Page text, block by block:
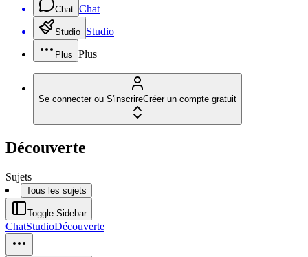
Chat Chat
Studio Studio
Plus Plus
Se connecter ou S'inscrireCréer un compte gratuit
Découverte
Sujets
Tous les sujets
Toggle Sidebar
ChatStudioDécouverte